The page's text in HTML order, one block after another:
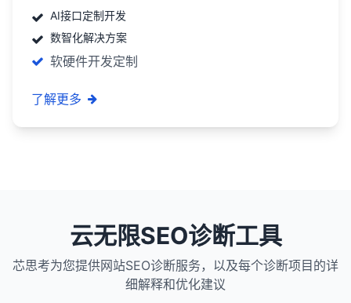
AI接口定制开发
数智化解决方案
软硬件开发定制
了解更多
云无限SEO诊断工具
芯思考为您提供网站SEO诊断服务，以及每个诊断项目的详
细解释和优化建议